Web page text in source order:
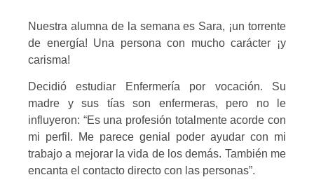
Nuestra alumna de la semana es Sara, ¡un torrente
de energía! Una persona con mucho carácter ¡y
carisma!
Decidió estudiar Enfermería por vocación. Su
madre y sus tías son enfermeras, pero no le
influyeron: “Es una profesión totalmente acorde con
mi perfil. Me parece genial poder ayudar con mi
trabajo a mejorar la vida de los demás. También me
encanta el contacto directo con las personas”.